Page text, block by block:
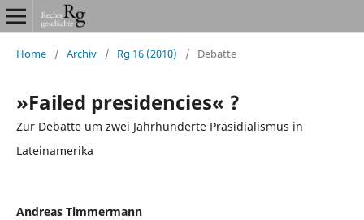
Home / Archiv / Rg 16 (2010) / Debatte
»Failed presidencies« ?
Zur Debatte um zwei Jahrhunderte Präsidialismus in
Lateinamerika
Andreas Timmermann